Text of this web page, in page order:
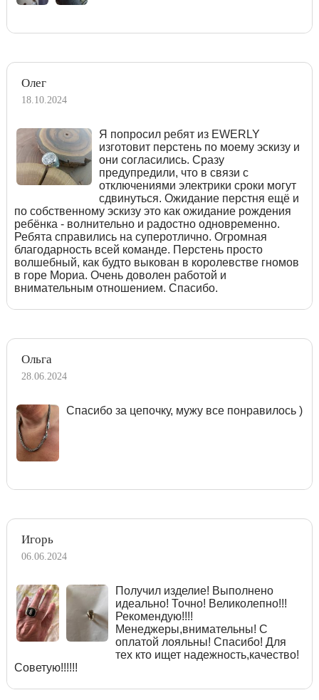
Олег
18.10.2024
Я попросил ребят из EWERLY
изготовит перстень по моему эскизу и
они согласились. Сразу
предупредили, что в связи с
отключениями электрики сроки могут
сдвинуться. Ожидание перстня ещё и
по собственному эскизу это как ожидание рождения
ребёнка - волнительно и радостно одновременно.
Ребята справились на суперотлично. Огромная
благодарность всей команде. Перстень просто
волшебный, как будто выкован в королевстве гномов
в горе Мориа. Очень доволен работой и
внимательным отношением. Спасибо.
Ольга
28.06.2024
Спасибо за цепочку, мужу все понравилось )
Игорь
06.06.2024
Получил изделие! Выполнено
идеально! Точно! Великолепно!!!
Рекомендую!!!!
Менеджеры,внимательны! С
оплатой лояльны! Спасибо! Для
тех кто ищет надежность,качество!
Советую!!!!!!